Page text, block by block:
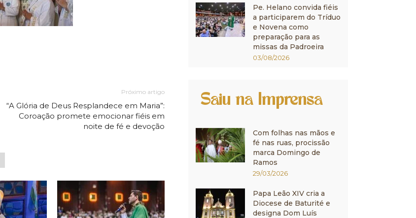
Próximo artigo
“A Glória de Deus Resplandece em Maria”:
Coroação promete emocionar fiéis em
noite de fé e devoção
Pe. Helano convida fiéis
a participarem do Tríduo
e Novena como
preparação para as
missas da Padroeira
03/08/2026
Saiu na Imprensa
Com folhas nas mãos e
fé nas ruas, procissão
marca Domingo de
Ramos
29/03/2026
Papa Leão XIV cria a
Diocese de Baturité e
designa Dom Luís